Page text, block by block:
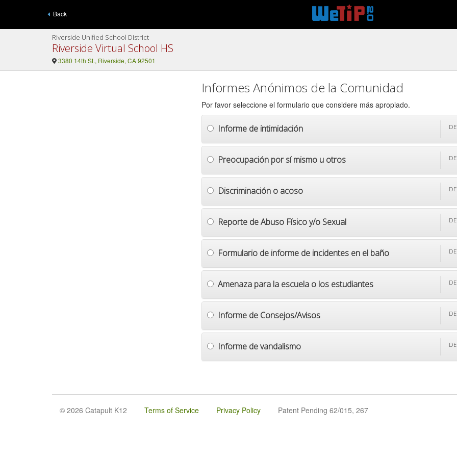
Back
Riverside Unified School District
Riverside Virtual School HS
3380 14th St., Riverside, CA 92501
Informes Anónimos de la Comunidad
Por favor seleccione el formulario que considere más apropiado.
Informe de intimidación
Preocupación por sí mismo u otros
Discriminación o acoso
Reporte de Abuso Físico y/o Sexual
Formulario de informe de incidentes en el baño
Amenaza para la escuela o los estudiantes
Informe de Consejos/Avisos
Informe de vandalismo
© 2026 Catapult K12 Terms of Service Privacy Policy Patent Pending 62/015, 267